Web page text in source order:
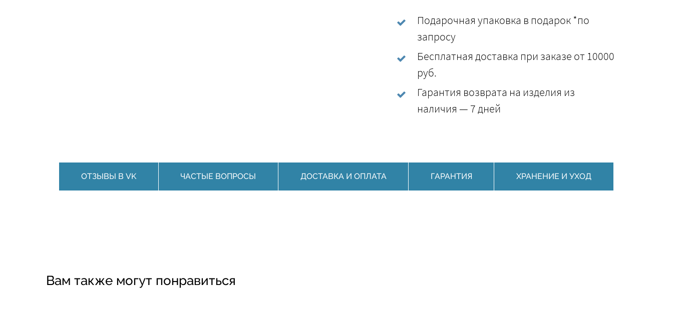
Подарочная упаковка в подарок *по
запросу
Бесплатная доставка при заказе от 10000
руб.
Гарантия возврата на изделия из
наличия — 7 дней
ОТЗЫВЫ В VK ЧАСТЫЕ ВОПРОСЫ ДОСТАВКА И ОПЛАТА ГАРАНТИЯ ХРАНЕНИЕ И УХОД
Вам также могут понравиться